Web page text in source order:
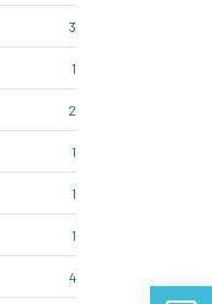
3
1
2
1
1
1
4